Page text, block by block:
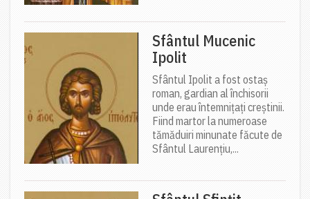
Sfântul Mucenic
Ipolit
Sfântul Ipolit a fost ostaș
roman, gardian al închisorii
unde erau întemnițați creștinii.
Fiind martor la numeroase
tămăduiri minunate făcute de
Sfântul Laurențiu,...